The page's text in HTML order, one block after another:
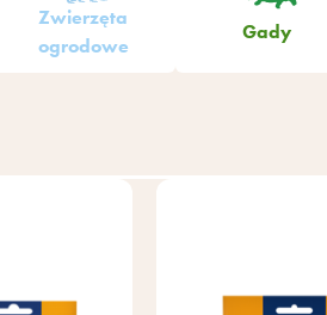
Zwierzęta
ogrodowe
Gady